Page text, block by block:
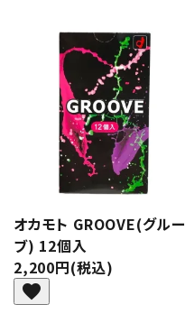
オカモト GROOVE(グルー
ブ) 12個入
2,200円(税込)
favorite